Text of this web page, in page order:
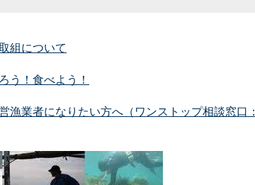
組について
う！食べよう！
漁業者になりたい方へ（ワンストップ相談窓口